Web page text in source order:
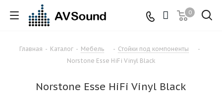
0
Главная - Каталог - Мебель - Стойки под компоненты
-
Norstone Esse HiFi Vinyl Black
Norstone Esse HiFi Vinyl Black